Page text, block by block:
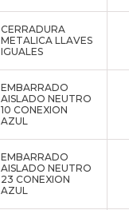
CERRADURA
METALICA LLAVES
IGUALES
EMBARRADO
AISLADO NEUTRO
10 CONEXION
AZUL
EMBARRADO
AISLADO NEUTRO
23 CONEXION
AZUL